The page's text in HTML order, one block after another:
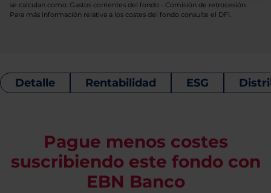
se calculan como: Gastos corrientes del fondo - Comisión de retrocesión.
Para más información relativa a los costes del fondo consulte el DFI.
Detalle Rentabilidad ESG
Pague menos costes
suscribiendo este fondo con
EBN Banco